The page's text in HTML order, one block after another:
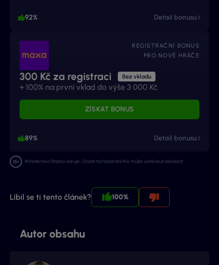
92% Detail bonusu
REGISTRAČNÍ BONUS
PRO NOVÉ HRÁČE
300 Kč za registraci Bez vkladu
+ 100% na první vklad do výše 3 000 Kč
ZÍSKAT BONUS
89% Detail bonusu
Ministerstvo financí varuje: Účastí na hazardní hře může vzniknout závislost.
Líbil se ti tento článek? 100%
Autor obsahu